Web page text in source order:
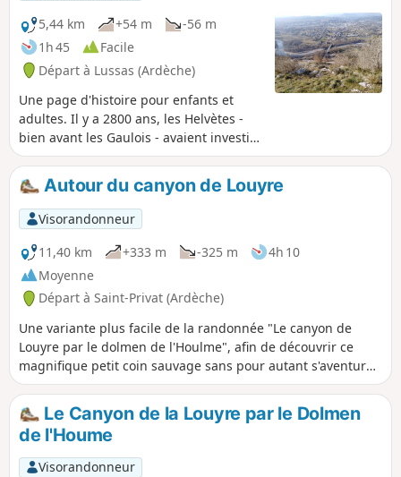
5,44 km
+54 m
-56 m
1h 45
Facile
Départ à Lussas (Ardèche)
Une page d'histoire pour enfants et
adultes. Il y a 2800 ans, les Helvètes -
bien avant les Gaulois - avaient investi
cette région et construit leurs premiers
villages fortifiés sur les hauteurs des
falaises. Jules César lui-même a qualifié
d'"Oppidum" ces lieux fermés et isolés.
Les Romains, ayant colonisé la région à
partir du 1er siècle de notre ère, finirent
le travail. Plus au Sud, le "Camp de
César", camp romain. Le sentier de
retour longe la falaise très près du
bord, soyez vigilants.
Autour du canyon de Louyre
Visorandonneur
11,40 km
+333 m -325 m
4h 10
Moyenne
Départ à Saint-Privat (Ardèche)
Une variante plus facile de la randonnée "Le canyon de
Louyre par le dolmen de l'Houlme", afin de découvrir ce
magnifique petit coin sauvage sans pour autant s'aventurer
dans le canyon (réservé aux randonneurs expérimentés ou
connaisseurs). Une découverte des aménagements
ancestraux autour d'un ruisseau dont le débit était plus
important et régulier au siècle dernier, et de beaux points
de vue sur le canyon.
Le Canyon de la Louyre par le Dolmen
de l'Houme
Visorandonneur